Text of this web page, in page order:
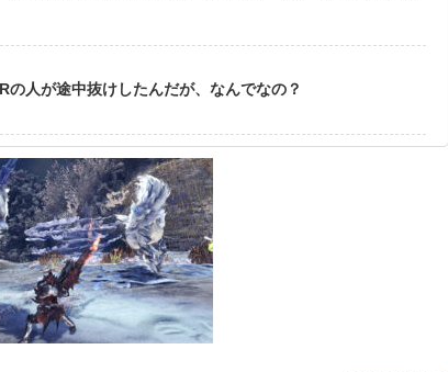
の人が途中抜けしたんだが、なんでなの？